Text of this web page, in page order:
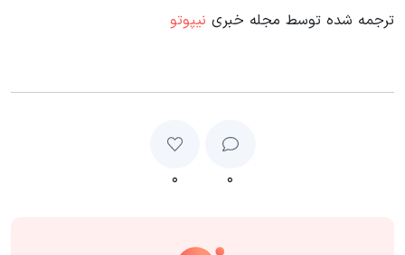
ترجمه شده توسط مجله خبری نیپوتو
۰ ۰